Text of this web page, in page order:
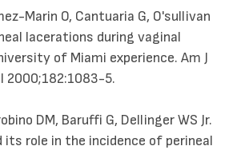
Marin O, Cantuaria G, O'sullivan
lacerations during vaginal
of Miami experience. Am J
2000;182:1083-5.
DM, Baruffi G, Dellinger WS Jr.
its role in the incidence of perineal